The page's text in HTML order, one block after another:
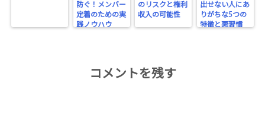
防ぐ！メンバー
定着のための実
践ノウハウ
のリスクと権利
収入の可能性
出せない人にあ
りがちな5つの
特徴と悪習慣
コメントを残す